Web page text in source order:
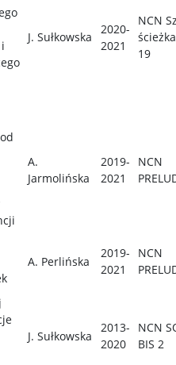
J. Sułkowska
2020-
2021
NCN
19
A.
Jarmolińska
2019-
2021
NCN
A. Perlińska
2019-
2021
NCN
J. Sułkowska
2013-
2020
NCN
BIS 2